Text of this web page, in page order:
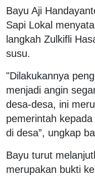
Bayu Aji
Sapi Lokal
langkah Zulkifli
susu.
"Dilakukannya
menjadi angin
desa-desa, ini
pemerintah
di desa”, ungkap
Bayu turut
merupakan bukti